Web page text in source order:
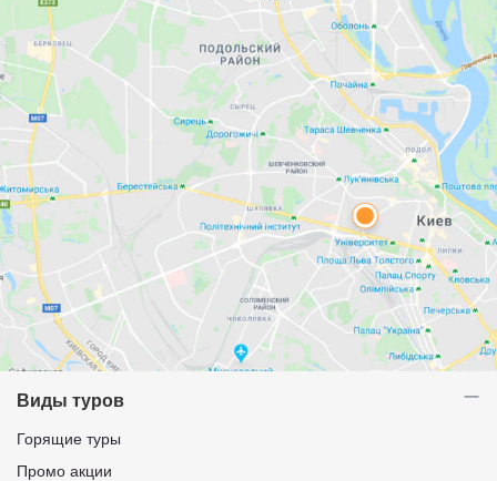
Виды туров
Горящие туры
Промо акции